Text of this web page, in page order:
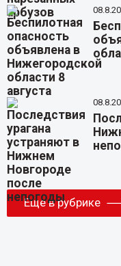
Еще в рубрике